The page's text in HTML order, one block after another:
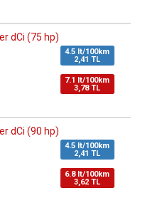
dCi (75 hp)
4.5 lt/100km
2,41 TL
7.1 lt/100km
3,78 TL
dCi (90 hp)
4.5 lt/100km
2,41 TL
6.8 lt/100km
3,62 TL